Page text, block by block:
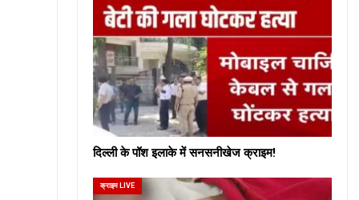
दिल्ली के पॉश इलाके में सनसनीखेज क्राइम!
क्राइम LIVE